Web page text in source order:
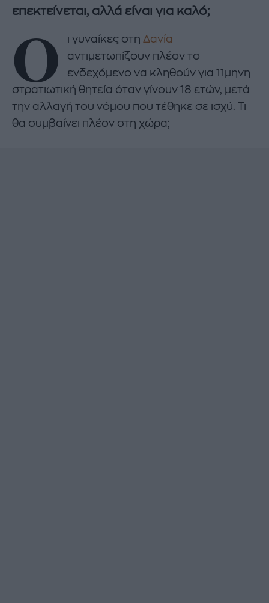
επεκτείνεται, αλλά είναι για καλό;
Ο ι γυναίκες στη Δανία
αντιμετωπίζουν πλέον το
ενδεχόμενο να κληθούν για 11μηνη
στρατιωτική θητεία όταν γίνουν 18 ετών, μετά
την αλλαγή του νόμου που τέθηκε σε ισχύ. Τι
θα συμβαίνει πλέον στη χώρα;